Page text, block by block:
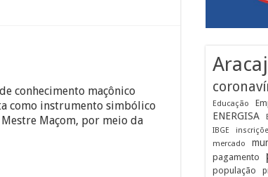
conhecimento maçônico
como instrumento simbólico
Maçom, por meio da
Educação
ENERGISA
IBGE
mercado
pagamento
população